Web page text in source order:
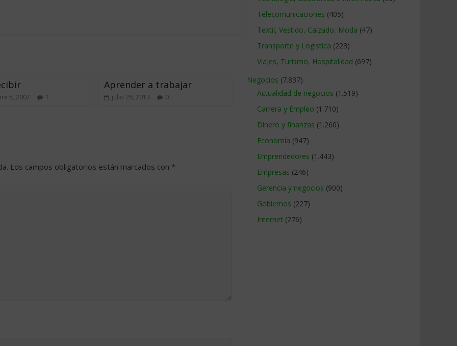
5, 2007 1
Aprender a trabajar
julio 26, 2013 0
Los campos obligatorios están marcados con *
Telecomunicaciones (405)
Textil, Vestido, Calzado, Moda (47)
Transporte y Logistica (223)
Viajes, Turismo, Hospitalidad (697)
Negocios (7.837)
Actualidad de negocios (1.519)
Carrera y Empleo (1.710)
Dinero y finanzas (1.260)
Economía (947)
Emprendedores (1.443)
Empresas (246)
Gerencia y negocios (900)
Gobiernos (227)
Internet (276)